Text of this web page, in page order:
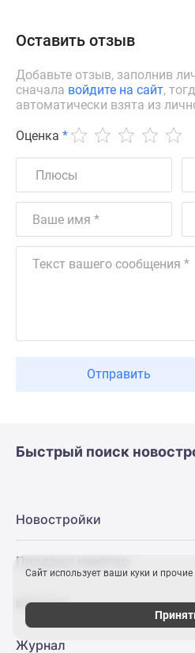
Оставить отзыв
Добавьте отзыв, заполнив
сначала войдите на сайт,
автоматически взята из
Оценка *
Отправить
Быстрый поиск
Новостройки
Продажа квартир
Ипотека
Журнал
Сайт использует ваши куки и